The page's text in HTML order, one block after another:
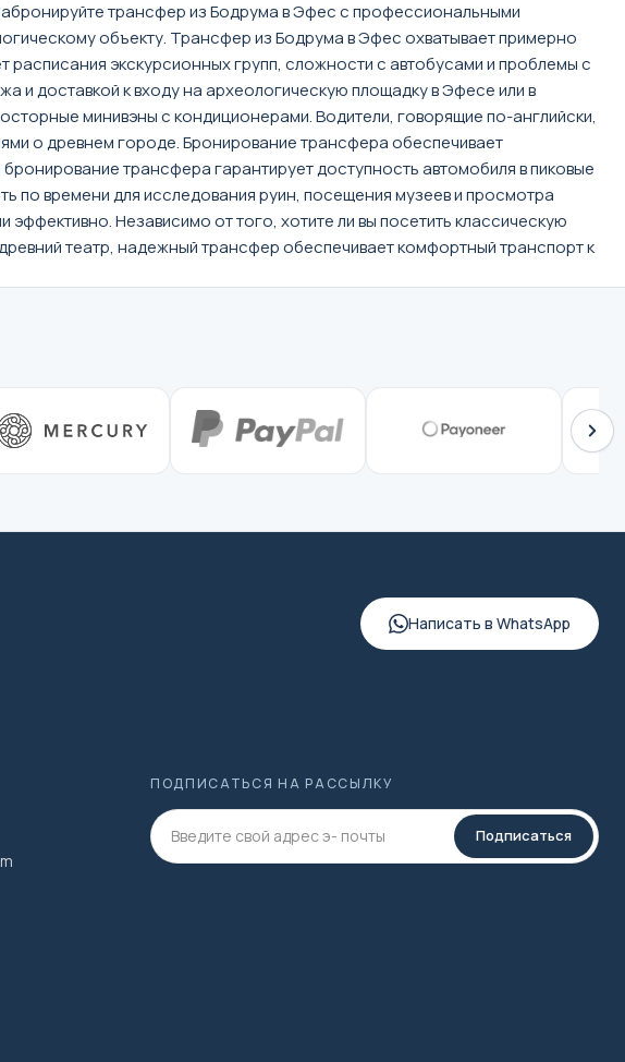
трансфер из Бодрума в Эфес с профессиональными
объекту. Трансфер из Бодрума в Эфес охватывает примерно
экскурсионных групп, сложности с автобусами и проблемы с
и доставкой к входу на археологическую площадку в Эфесе или в
минивэны с кондиционерами. Водители, говорящие по-английски,
о древнем городе. Бронирование трансфера обеспечивает
трансфера гарантирует доступность автомобиля в пиковые
по времени для исследования руин, посещения музеев и просмотра
Независимо от того, хотите ли вы посетить классическую
театр, надежный трансфер обеспечивает комфортный транспорт к
Написать в WhatsApp
ПОДПИСАТЬСЯ НА РАССЫЛКУ
Подписаться